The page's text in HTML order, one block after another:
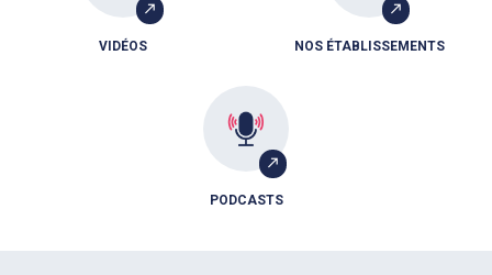
VIDÉOS NOS ÉTABLISSEMENTS
PODCASTS